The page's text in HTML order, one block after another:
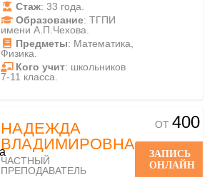
Стаж: 33 года.
Образование: ТГПИ
имени А.П.Чехова.
Предметы: Математика,
Физика.
Кого учит: школьников
7-11 класса.
НАДЕЖДА
ВЛАДИМИРОВНА
ЧАСТНЫЙ
ПРЕПОДАВАТЕЛЬ
ОТ 400
ЗАПИСЬ
ОНЛАЙН